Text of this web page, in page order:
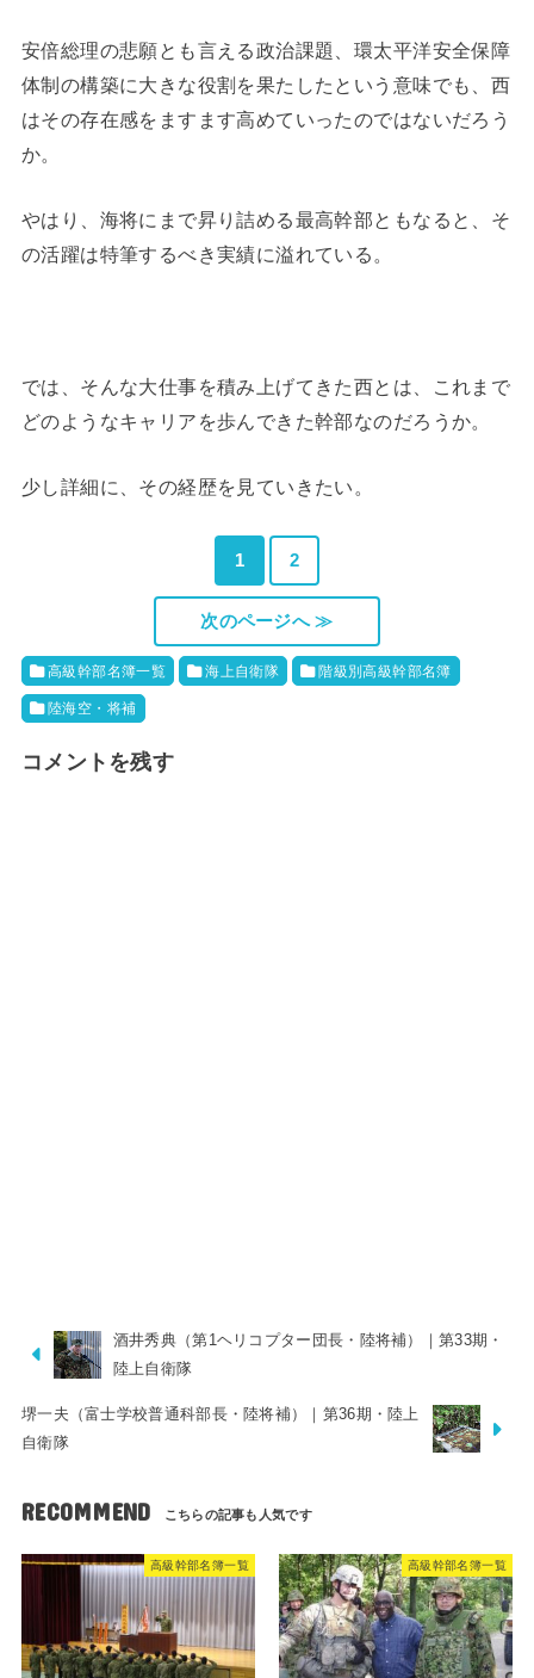
安倍総理の悲願とも言える政治課題、環太平洋安全保障
体制の構築に大きな役割を果たしたという意味でも、西
はその存在感をますます高めていったのではないだろう
か。
やはり、海将にまで昇り詰める最高幹部ともなると、そ
の活躍は特筆するべき実績に溢れている。
では、そんな大仕事を積み上げてきた西とは、これまで
どのようなキャリアを歩んできた幹部なのだろうか。
少し詳細に、その経歴を見ていきたい。
1 2
次のページへ ≫
高級幹部名簿一覧 海上自衛隊 階級別高級幹部名簿
陸海空・将補
コメントを残す
酒井秀典（第1ヘリコプター団長・陸将補）｜第33期・
陸上自衛隊
堺一夫（富士学校普通科部長・陸将補）｜第36期・陸上
自衛隊
RECOMMEND
高級幹部名簿一覧 高級幹部名簿一覧